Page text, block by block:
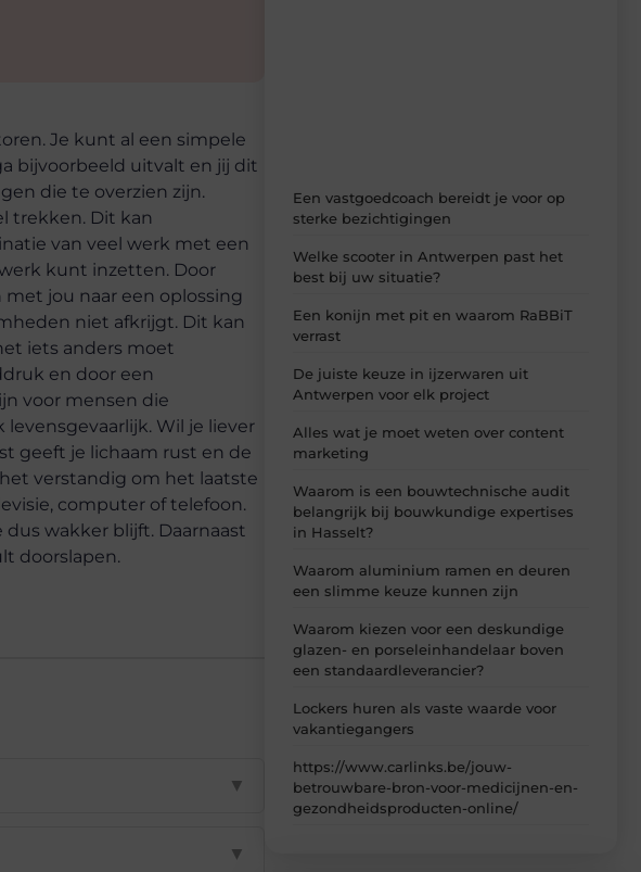
Je kunt al een simpele
bijvoorbeeld uitvalt en jij dit
die te overzien zijn.
trekken. Dit kan
van veel werk met een
kunt inzetten. Door
jou naar een oplossing
niet afkrijgt. Dit kan
iets anders moet
en door een
voor mensen die
Wil je liever
geeft je lichaam rust en de
verstandig om het laatste
computer of telefoon.
wakker blijft. Daarnaast
doorslapen.
▼
▼
Een vastgoedcoach bereidt je voor op
sterke bezichtigingen
Welke scooter in Antwerpen past het
best bij uw situatie?
Een konijn met pit en waarom RaBBiT
verrast
De juiste keuze in ijzerwaren uit
Antwerpen voor elk project
Alles wat je moet weten over content
marketing
Waarom is een bouwtechnische audit
belangrijk bij bouwkundige expertises
in Hasselt?
Waarom aluminium ramen en deuren
een slimme keuze kunnen zijn
Waarom kiezen voor een deskundige
glazen- en porseleinhandelaar boven
een standaardleverancier?
Lockers huren als vaste waarde voor
vakantiegangers
https://www.carlinks.be/jouw-
betrouwbare-bron-voor-medicijnen-en-
gezondheidsproducten-online/